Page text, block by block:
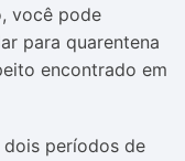
você pode
para quarentena
encontrado em
períodos de